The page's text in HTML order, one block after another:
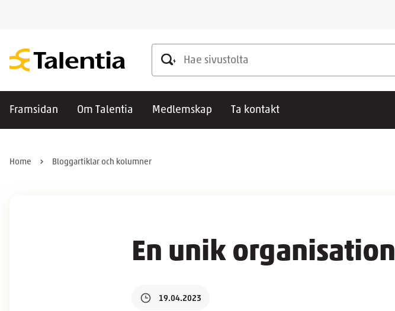
Hae sivustolta
Framsidan Om Talentia Medlemskap Ta kontakt
Home Bloggartiklar och kolumner
En unik organisation
19.04.2023